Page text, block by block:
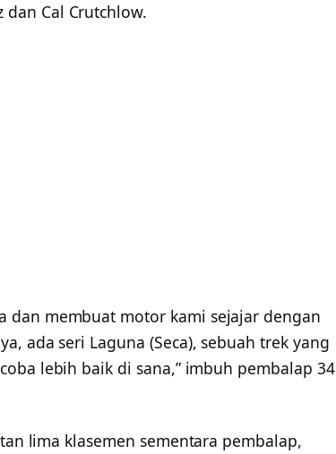
Cal Crutchlow.
dan membuat motor kami sejajar dengan
ada seri Laguna (Seca), sebuah trek yang
lebih baik di sana,” imbuh pembalap 34
lima klasemen sementara pembalap,